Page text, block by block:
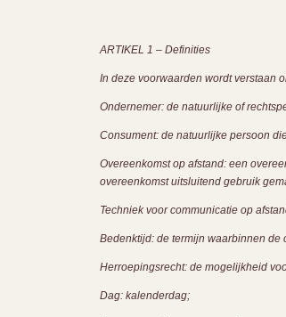
ARTIKEL 1 – Definities
In deze voorwaarden wordt verstaan
Ondernemer: de natuurlijke of
Consument: de natuurlijke persoon
Overeenkomst op afstand: een
overeenkomst uitsluitend gebruik
Techniek voor communicatie op
Bedenktijd: de termijn waarbinnen
Herroepingsrecht: de mogelijkheid
Dag: kalenderdag;